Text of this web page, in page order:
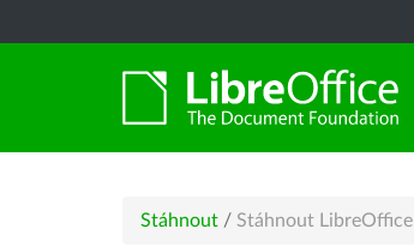
Stáhnout / Stáhnout LibreOffice